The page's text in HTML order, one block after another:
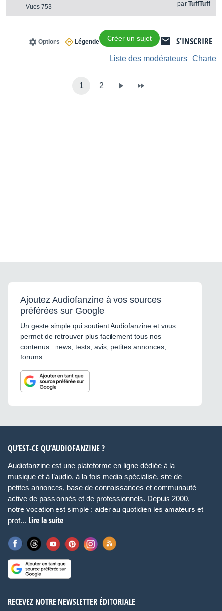
Vues 753
parTuffTuff
S'INSCRIRE
Créer un sujet
Légende
Options
Charte
Liste des modérateurs
1 2
Ajoutez Audiofanzine à vos sources
préférées sur Google
Un geste simple qui soutient Audiofanzine et vous
permet de retrouver plus facilement tous nos
contenus : news, tests, avis, petites annonces,
forums...
QU’EST-CE QU’AUDIOFANZINE ?
Audiofanzine est une plateforme en ligne dédiée à la
musique et à l’audio, à la fois média spécialisé, site de
petites annonces, base de connaissances et communauté
active de passionnés et de professionnels. Depuis 2000,
notre vocation est simple : aider au quotidien les amateurs et
prof... Lire la suite
RECEVEZ NOTRE NEWSLETTER ÉDITORIALE